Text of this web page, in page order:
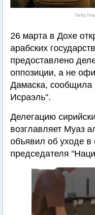
Getty
26 марта в Дохе
арабских
предоставлено
оппозиции, а не
Дамаска, сообщила
Исраэль".
Делегацию
возглавляет Муаз
объявил об уходе в
председателя